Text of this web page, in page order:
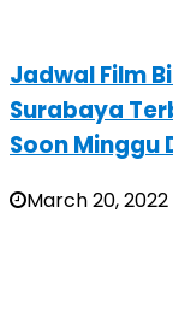
Jadwal Film
Surabaya
Soon Minggu
March 20, 2022